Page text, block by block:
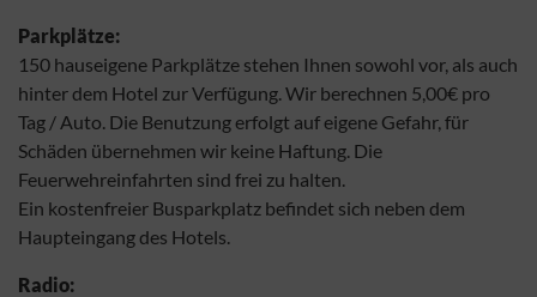
Parkplätze:
150 hauseigene Parkplätze stehen Ihnen sowohl vor, als auch
hinter dem Hotel zur Verfügung. Wir berechnen 5,00€ pro
Tag / Auto. Die Benutzung erfolgt auf eigene Gefahr, für
Schäden übernehmen wir keine Haftung. Die
Feuerwehreinfahrten sind frei zu halten.
Ein kostenfreier Busparkplatz befindet sich neben dem
Haupteingang des Hotels.
Radio: